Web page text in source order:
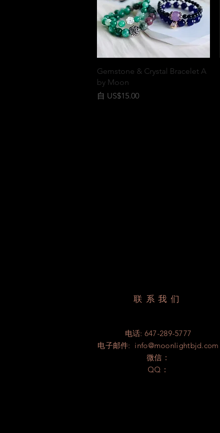
快速瀏覽
Gemstone & Crystal Bracelet A
by Moon
自 US$15.00
促銷價格
联系我们
电话: 647-289-5777
电子邮件: info@moonlightbjd.com
微信：
​QQ：